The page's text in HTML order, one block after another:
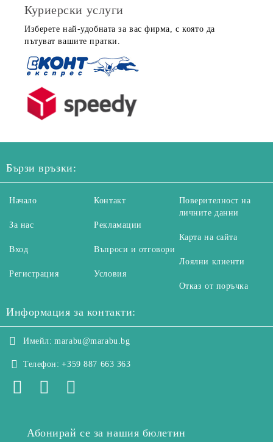
Куриерски услуги
Изберете най-удобната за вас фирма, с която да
пътуват вашите пратки.
Бързи връзки:
Начало
За нас
Вход
Регистрация
Контакт
Рекламации
Въпроси и отговори
Условия
Поверителност на
личните данни
Карта на сайта
Лоялни клиенти
Отказ от поръчка
Информация за контакти:
Имейл: marabu@marabu.bg
Телефон: +359 887 663 363
Абонирай се за нашия бюлетин